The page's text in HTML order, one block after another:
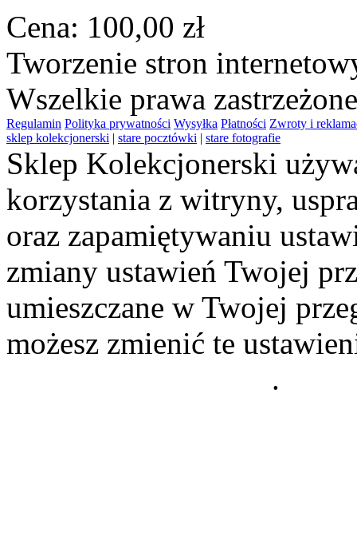
Cena: 100,00 zł
Tworzenie stron
Wszelkie prawa
Regulamin Polityka prywatności Wysyłka Płatności Zwroty i
sklep kolekcjonerski | stare pocztówki | stare fotografie
Sklep Kolekcjonerski
korzystania z witryny,
oraz zapamiętywaniu
zmiany ustawień Twojej
umieszczane w Twojej
możesz zmienić te
.